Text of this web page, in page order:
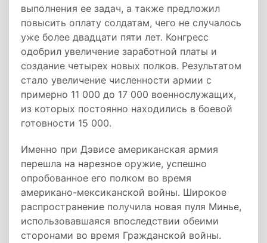
выполнения ее задач, а также предложил
повысить оплату солдатам, чего не случалось
уже более двадцати пяти лет. Конгресс
одобрил увеличение заработной платы и
создание четырех новых полков. Результатом
стало увеличение численности армии с
примерно 11 000 до 17 000 военнослужащих,
из которых постоянно находились в боевой
готовности 15 000.
Именно при Дэвисе американская армия
перешла на нарезное оружие, успешно
опробованное его полком во время
американо-мексиканской войны. Широкое
распространение получила новая пуля Минье,
использовавшаяся впоследствии обеими
сторонами во время Гражданской войны.